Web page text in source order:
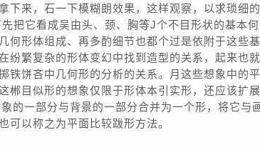
下来，石一下模糊朗效果，这样观察，以求琐细
把它看成吴由头、颈、胸等J个不目形状的基本
何形体组成、再多酌细节也都个过是依附于这些
纷繁复杂的形体变幻中找到造型的关系，起来也
铁饼吝中几何形的分析的关系。月这些想象中的
郴目似形的想象仅限于形体本引实形，还应该扩
的一部分与背景的一部分合并为一个形，将它
可以称之为平面比较跋形方法。